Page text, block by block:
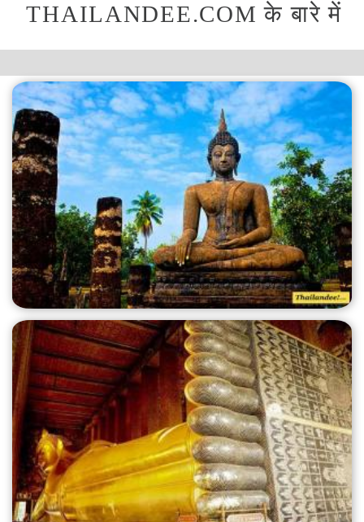
THAILANDEE.COM के बारे में